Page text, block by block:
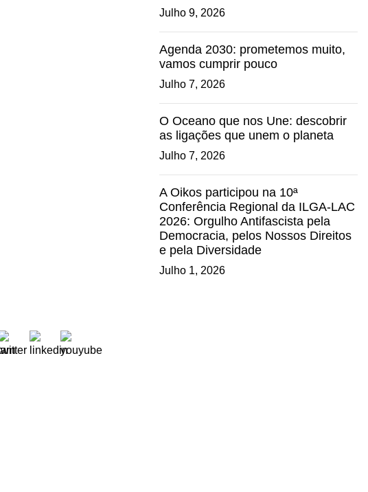
Julho 9, 2026
Agenda 2030: prometemos muito,
vamos cumprir pouco
Julho 7, 2026
O Oceano que nos Une: descobrir
as ligações que unem o planeta
Julho 7, 2026
A Oikos participou na 10ª
Conferência Regional da ILGA-LAC
2026: Orgulho Antifascista pela
Democracia, pelos Nossos Direitos
e pela Diversidade
Julho 1, 2026